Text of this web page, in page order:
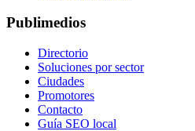
Publimedios
Directorio
Soluciones por sector
Ciudades
Promotores
Contacto
Guía SEO local